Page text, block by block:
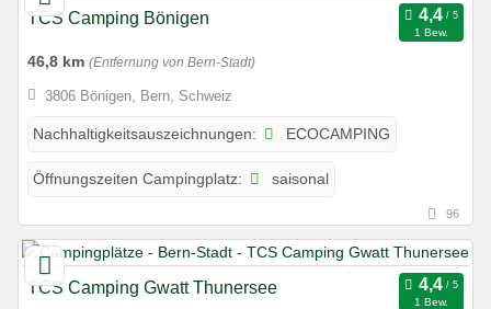
TCS Camping Bönigen
1 Bew.
46,8 km (Entfernung von Bern-Stadt)
3806 Bönigen, Bern, Schweiz
Nachhaltigkeitsauszeichnungen: ECOCAMPING
Öffnungszeiten Campingplatz: saisonal
96
TCS Camping Gwatt Thunersee
1 Bew.